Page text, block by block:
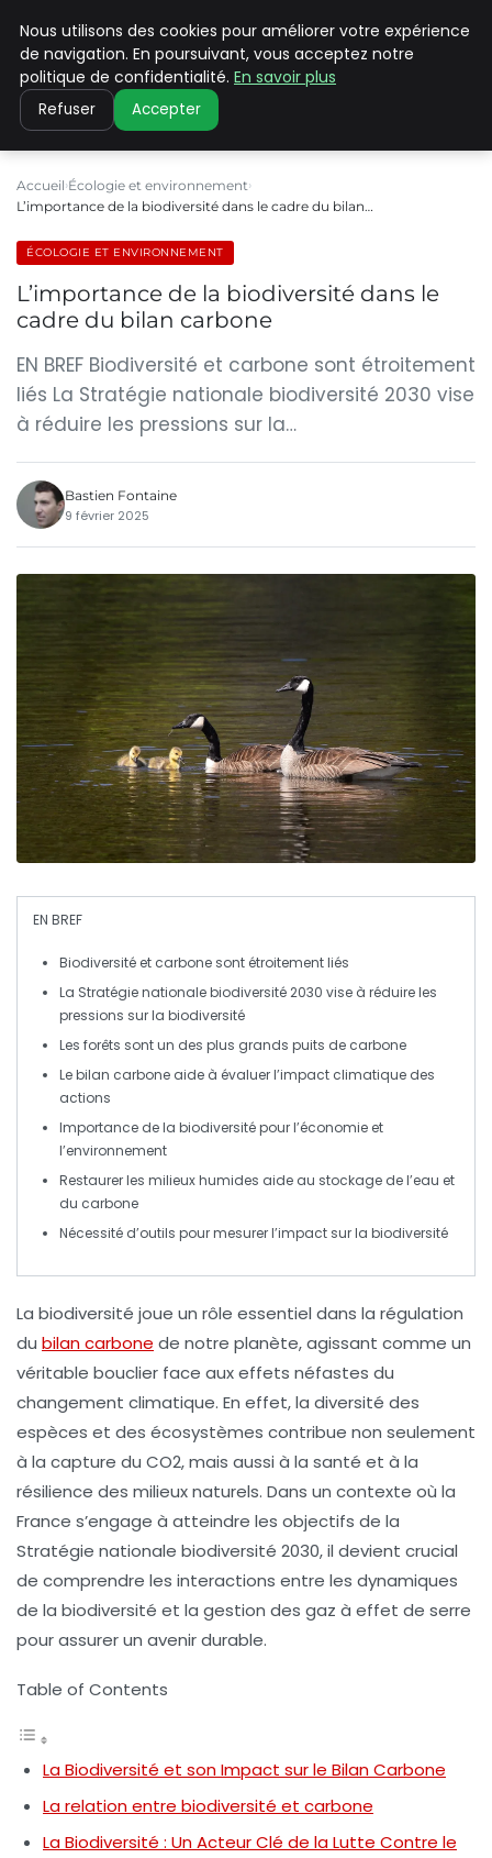
CLIMATE C ADVANCED
Accueil Écologie et environnement
L’importance de la biodiversité dans le cadre du bilan…
ÉCOLOGIE ET ENVIRONNEMENT
L’importance de la biodiversité dans le
cadre du bilan carbone
EN BREF Biodiversité et carbone sont étroitement
liés La Stratégie nationale biodiversité 2030 vise
à réduire les pressions sur la…
Bastien Fontaine
9 février 2025
EN BREF
Biodiversité et carbone sont étroitement liés
La Stratégie nationale biodiversité 2030 vise à réduire les
pressions sur la biodiversité
Les forêts sont un des plus grands puits de carbone
Lebilan carbone aide à évaluer l’impact climatique des
actions
Importance de la biodiversitépour l’économie et
l’environnement
Restaurer les milieux humides aide au stockage de l’eau et
du carbone
Nécessité d’outils pour mesurer l’impact sur la biodiversité
La biodiversité joue un rôle essentiel dans la régulation
du bilan carbone de notre planète, agissant comme un
véritable bouclier face aux effets néfastes du
changement climatique. En effet, la diversité des
espèces et des écosystèmes contribue non seulement
à la capture du CO2, mais aussi à la santé et à la
résilience des milieux naturels. Dans un contexte où la
France s’engage à atteindre les objectifs de la
Stratégie nationale biodiversité 2030, il devient crucial
de comprendre les interactions entre les dynamiques
de la biodiversité et la gestion des gaz à effet de serre
pour assurer un avenir durable.
Table of Contents
La Biodiversité et son Impact sur le Bilan Carbone
La relation entre biodiversité et carbone
La Biodiversité : Un Acteur Clé de la Lutte Contre le
Nous utilisons des cookies pour améliorer votre expérience
de navigation. En poursuivant, vous acceptez notre
politique de confidentialité. En savoir plus
Refuser Accepter